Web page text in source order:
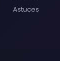
Astuces